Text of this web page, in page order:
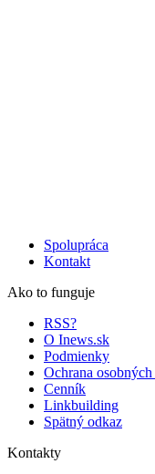
Spolupráca
Kontakt
Ako to funguje
RSS?
O Inews.sk
Podmienky
Ochrana
Cenník
Linkbuilding
Spätný odkaz
Kontakty